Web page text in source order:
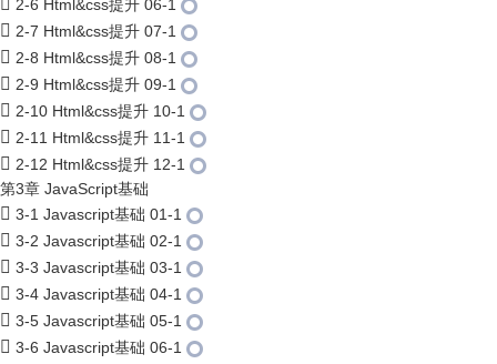
2-6 Html&css提升 06-1
2-7 Html&css提升 07-1
2-8 Html&css提升 08-1
2-9 Html&css提升 09-1
2-10 Html&css提升 10-1
2-11 Html&css提升 11-1
2-12 Html&css提升 12-1
第3章 JavaScript基础
3-1 Javascript基础 01-1
3-2 Javascript基础 02-1
3-3 Javascript基础 03-1
3-4 Javascript基础 04-1
3-5 Javascript基础 05-1
3-6 Javascript基础 06-1